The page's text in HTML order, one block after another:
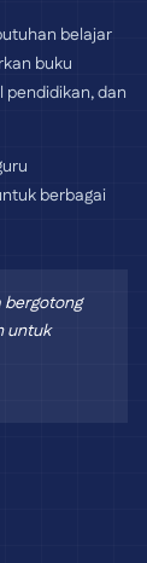
belajar
buku
pendidikan, dan
berbagai
bergotong
untuk